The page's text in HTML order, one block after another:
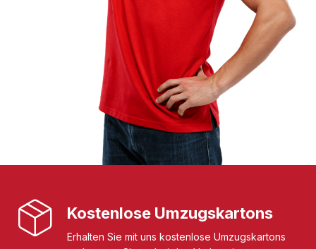
Kostenlose Umzugskartons
Erhalten Sie mit uns kostenlose Umzugskartons